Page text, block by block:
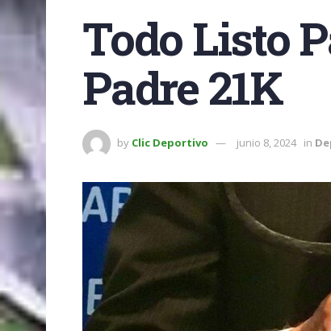
Todo Listo
Padre 21K
by Clic Deportivo junio 8, 2024 in